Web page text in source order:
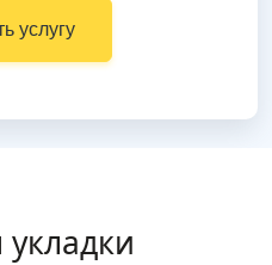
услугу
укладки